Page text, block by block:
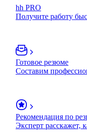
hh PRO
Получите работу
Готовое резюме
Составим
Рекомендация по
Эксперт расскажет,